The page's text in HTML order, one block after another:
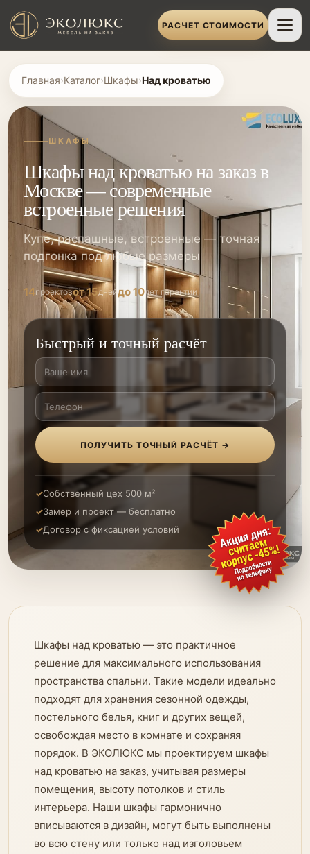
РАСЧЕТ СТОИМОСТИ
Главная›Каталог›Шкафы›Над кроватью
ШКАФЫ
Шкафы над кроватью на заказ в
Москве — современные
встроенные решения
Купе, распашные, встроенные — точная
подгонка под любые размеры
14проектовот 15дней до 10лет гарантии
Быстрый и точный расчёт
ПОЛУЧИТЬ ТОЧНЫЙ РАСЧЁТ →
Собственный цех 500 м²
Замер и проект — бесплатно
Договор с фиксацией условий
Шкафы над кроватью — это практичное
решение для максимального использования
пространства спальни. Такие модели идеально
подходят для хранения сезонной одежды,
постельного белья, книг и других вещей,
освобождая место в комнате и сохраняя
порядок. В ЭКОЛЮКС мы проектируем шкафы
над кроватью на заказ, учитывая размеры
помещения, высоту потолков и стиль
интерьера. Наши шкафы гармонично
вписываются в дизайн, могут быть выполнены
во всю стену или только над изголовьем